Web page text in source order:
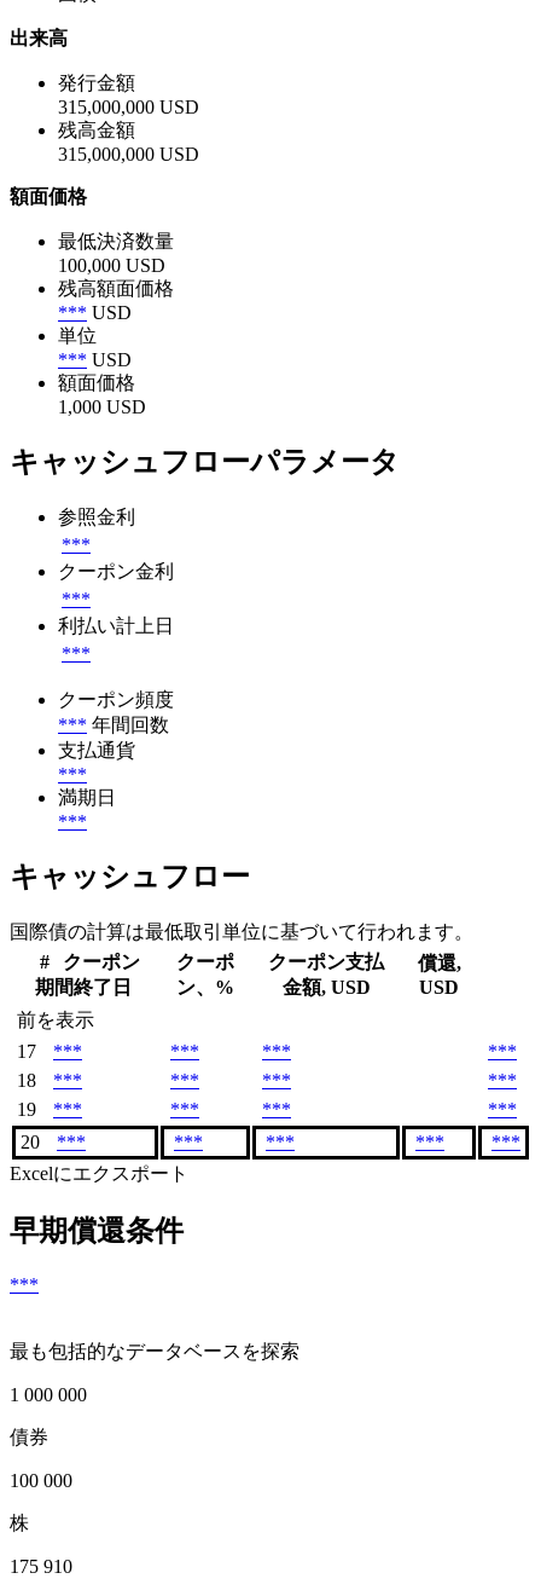
出来高
発行金額
315,000,000 USD
残高金額
315,000,000 USD
額面価格
最低決済数量
100,000 USD
残高額面価格
*** USD
単位
*** USD
額面価格
1,000 USD
キャッシュフローパラメータ
参照金利
***
クーポン金利
***
利払い計上日
***
クーポン頻度
*** 年間回数
支払通貨
***
満期日
***
キャッシュフロー
国際債の計算は最低取引単位に基づいて行われます。
#
クーポン
期間終了日
クーポ
ン、%
クーポン支払
金額, USD
償還,
USD
前を表示
17
*** *** ***
***
18
*** *** ***
***
19
*** *** ***
***
20
*** *** *** ***
***
Excelにエクスポート
早期償還条件
***
最も包括的なデータベースを探索
1 000 000
債券
100 000
株
175 910